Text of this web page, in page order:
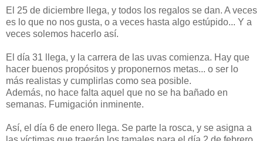
El 25 de diciembre llega, y todos los regalos se dan. A veces
es lo que no nos gusta, o a veces hasta algo estúpido... Y a
veces solemos hacerlo así.
El día 31 llega, y la carrera de las uvas comienza. Hay que
hacer buenos propósitos y proponernos metas... o ser lo
más realistas y cumplirlas como sea posible.
Además, no hace falta aquel que no se ha bañado en
semanas. Fumigación inminente.
Así, el día 6 de enero llega. Se parte la rosca, y se asigna a